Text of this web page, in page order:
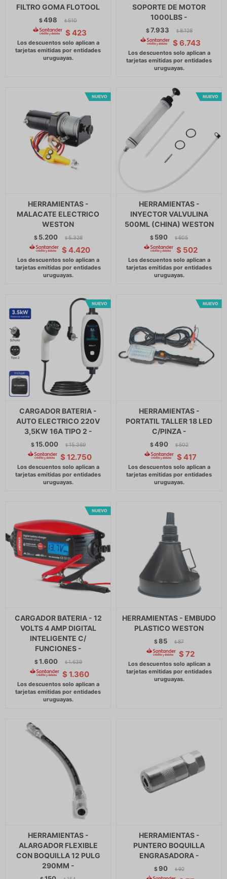
FILTRO GOMA FLOTOOL
$498 $ 510
$ 423
SOPORTE DE MOTOR
1000LBS -
$7.933 $ 8.128
$ 6.743
HERRAMIENTAS -
MALACATE ELECTRICO
WESTON
$ 5.200 $ 5.328
$ 4.420
HERRAMIENTAS -
INYECTOR VALVULINA
500ML (CHINA) WESTON
$ 590 $ 605
$ 502
CARGADOR BATERIA -
AUTO ELECTRICO 220V
3,5KW 16A TIPO 2 -
$15.000 $ 15.369
$ 12.750
HERRAMIENTAS -
PORTATIL TALLER 18 LED
C/PINZA -
$490 $ 502
$ 417
CARGADOR BATERIA - 12
VOLTS 4 AMP DIGITAL
INTELIGENTE C/
FUNCIONES -
$1.600 $ 1.639
$ 1.360
HERRAMIENTAS - EMBUDO
PLASTICO WESTON
$85 $ 87
$ 72
HERRAMIENTAS -
ALARGADOR FLEXIBLE
CON BOQUILLA 12 PULG
290MM -
HERRAMIENTAS -
PUNTERO BOQUILLA
ENGRASADORA -
$90 $ 92